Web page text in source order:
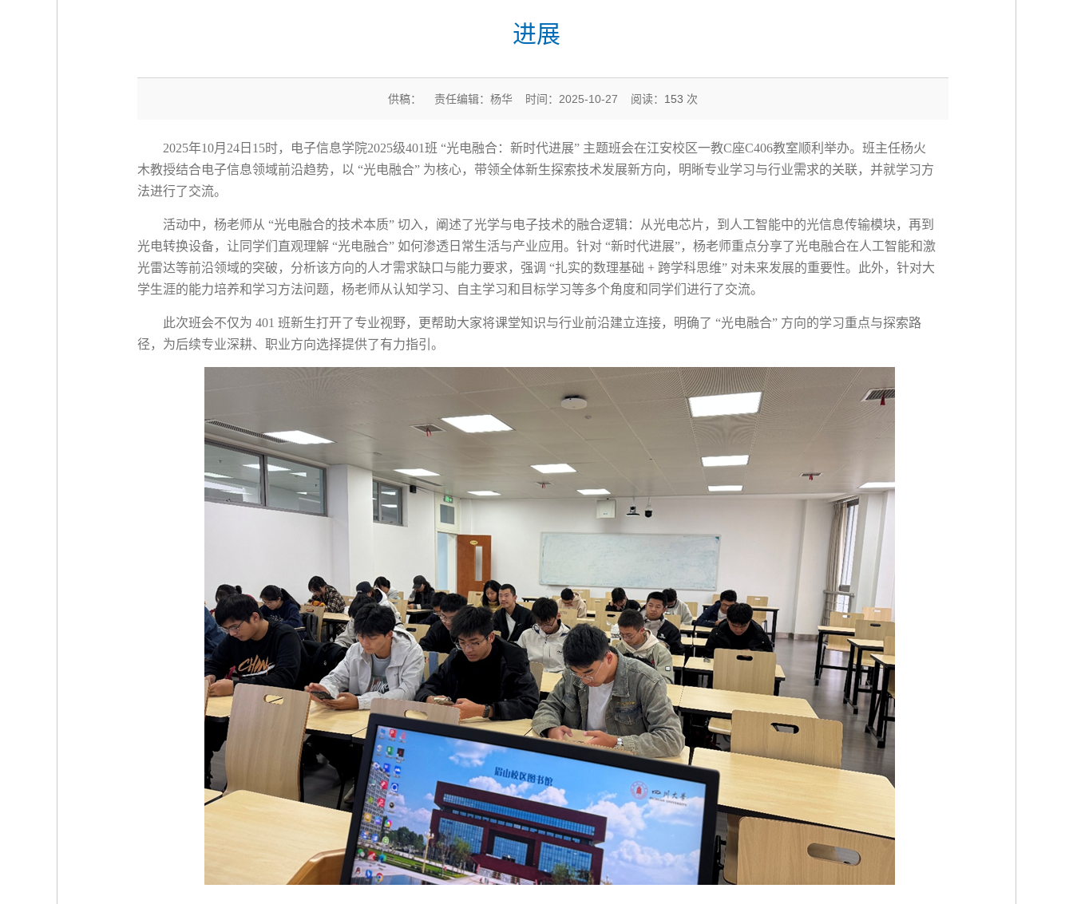
进展
供稿： 责任编辑：杨华 时间：2025-10-27 阅读： 153 次
2025年10月 24 日 15时，电子信息学院2025级401班 “光电融合：新时代进展” 主题班会在江安校区一教C座C406教室顺利举办。班主任杨火
木教授结合电子信息领域前沿趋势，以 “光电融合” 为核心，带领全体新生探索技术发展新方向，明晰专业学习与行业需求的关联，并就学习方
法进行了交流。
活动中，杨老师从 “光电融合的技术本质” 切入，阐述了光学与电子技术的融合逻辑：从光电芯片，到人工智能中的光信息传输模块，再到
光电转换设备，让同学们直观理解 “光电融合” 如何渗透日常生活与产业应用。针对 “新时代进展”，杨老师重点分享了光电融合在人工智能和激
光雷达等前沿领域的突破，分析该方向的人才需求缺口与能力要求，强调 “扎实的数理基础 + 跨学科思维” 对未来发展的重要性。此外，针对大
学生涯的能力培养和学习方法问题，杨老师从认知学习、自主学习和目标学习等多个角度和同学们进行了交流。
此次班会不仅为 401 班新生打开了专业视野，更帮助大家将课堂知识与行业前沿建立连接，明确了 “光电融合” 方向的学习重点与探索路
径，为后续专业深耕、职业方向选择提供了有力指引。